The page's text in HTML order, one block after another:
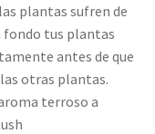
plantas sufren de
fondo tus plantas
antes de que
otras plantas.
terroso a